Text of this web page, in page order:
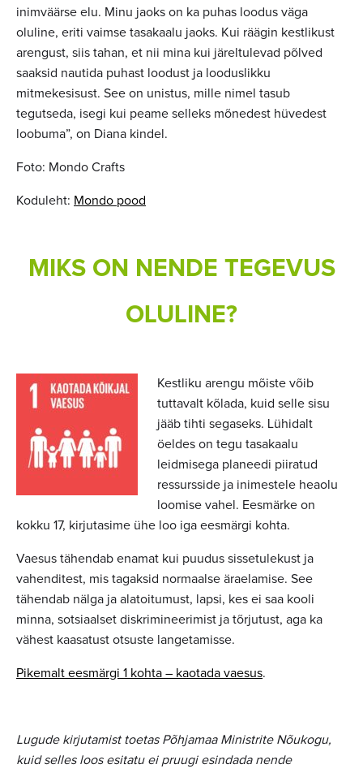
inimväärse elu. Minu jaoks on ka puhas loodus väga
oluline, eriti vaimse tasakaalu jaoks. Kui räägin kestlikust
arengust, siis tahan, et nii mina kui järeltulevad põlved
saaksid nautida puhast loodust ja looduslikku
mitmekesisust. See on unistus, mille nimel tasub
tegutseda, isegi kui peame selleks mõnedest hüvedest
loobuma”, on Diana kindel.
Foto: Mondo Crafts
Koduleht: Mondo pood
MIKS ON NENDE TEGEVUS
OLULINE?
Kestliku arengu mõiste võib
tuttavalt kõlada, kuid selle sisu
jääb tihti segaseks. Lühidalt
öeldes on tegu tasakaalu
leidmisega planeedi piiratud
ressursside ja inimestele heaolu
loomise vahel. Eesmärke on
kokku 17, kirjutasime ühe loo iga eesmärgi kohta.
Vaesus tähendab enamat kui puudus sissetulekust ja
vahenditest, mis tagaksid normaalse äraelamise. See
tähendab nälga ja alatoitumust, lapsi, kes ei saa kooli
minna, sotsiaalset diskrimineerimist ja tõrjutust, aga ka
vähest kaasatust otsuste langetamisse.
Pikemalt eesmärgi 1 kohta – kaotada vaesus.
Lugude kirjutamist toetas Põhjamaa Ministrite Nõukogu,
kuid selles loos esitatu ei pruugi esindada nende